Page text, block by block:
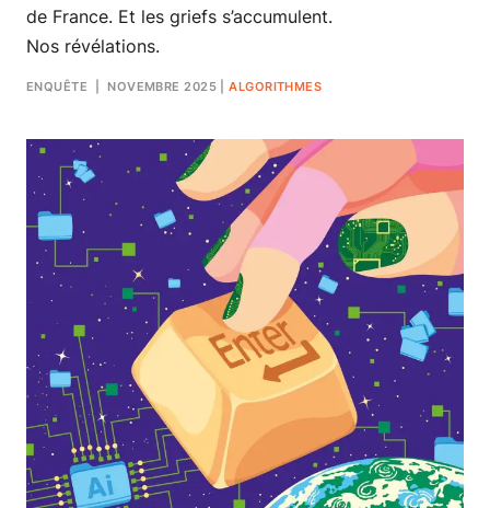
de France. Et les griefs s’accumulent.
Nos révélations.
ENQUÊTE | NOVEMBRE 2025 |ALGORITHMES